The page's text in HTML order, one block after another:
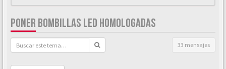
PONER BOMBILLAS LED HOMOLOGADAS
33 mensajes